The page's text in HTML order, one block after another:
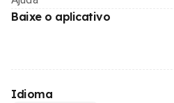
Baixe o aplicativo
Idioma